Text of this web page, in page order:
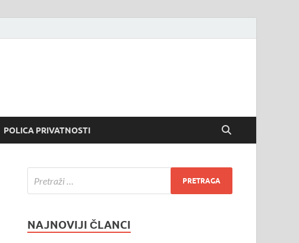
POLICA PRIVATNOSTI
NAJNOVIJI ČLANCI